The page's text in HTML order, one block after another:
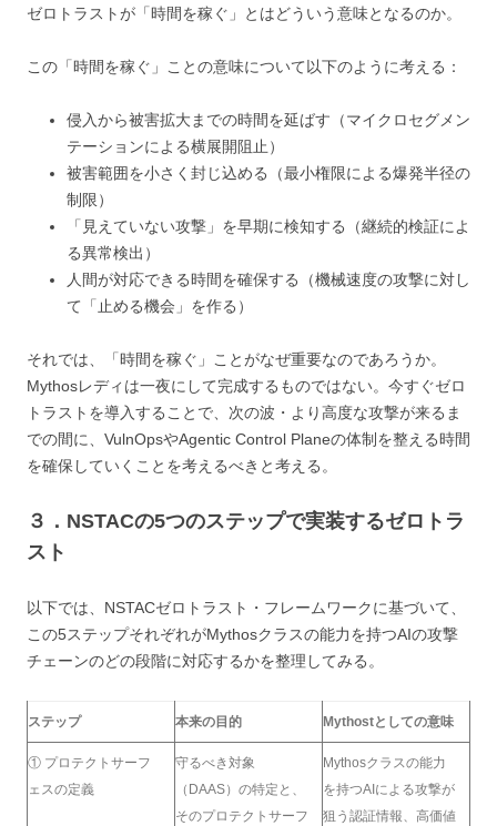
ゼロトラストが「時間を稼ぐ」とはどういう意味となるのか。
この「時間を稼ぐ」ことの意味について以下のように考える：
侵入から被害拡大までの時間を延ばす（マイクロセグメン
テーションによる横展開阻止）
被害範囲を小さく封じ込める（最小権限による爆発半径の
制限）
「見えていない攻撃」を早期に検知する（継続的検証によ
る異常検出）
人間が対応できる時間を確保する（機械速度の攻撃に対し
て「止める機会」を作る）
それでは、「時間を稼ぐ」ことがなぜ重要なのであろうか。
Mythosレディは一夜にして完成するものではない。今すぐゼロ
トラストを導入することで、次の波・より高度な攻撃が来るま
での間に、VulnOpsやAgentic Control Planeの体制を整える時間
を確保していくことを考えるべきと考える。
３．NSTACの5つのステップで実装するゼロトラ
スト
以下では、NSTACゼロトラスト・フレームワークに基づいて、
この5ステップそれぞれがMythosクラスの能力を持つAIの攻撃
チェーンのどの段階に対応するかを整理してみる。
ステップ 本来の目的 Mythostとしての意味
① プロテクトサーフ
ェスの定義
守るべき対象
（DAAS）の特定と、
そのプロテクトサーフ
Mythosクラスの能力
を持つAIによる攻撃が
狙う認証情報、高価値